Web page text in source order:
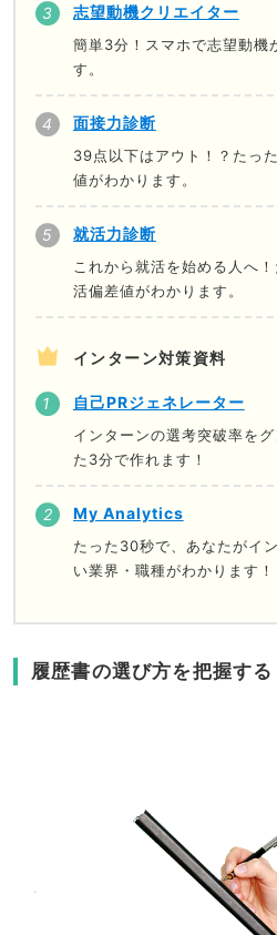
志望動機クリエイター
簡単3分！スマホで志望動機
す。
面接力診断
39点以下はアウト！？たっ
値がわかります。
就活力診断
これから就活を始める人へ
活偏差値がわかります。
インターン対策資料
自己PRジェネレーター
インターンの選考突破率を
た3分で作れます！
My Analytics
たった30秒で、あなたがイ
い業界・職種がわかります！
履歴書の選び方を把握する